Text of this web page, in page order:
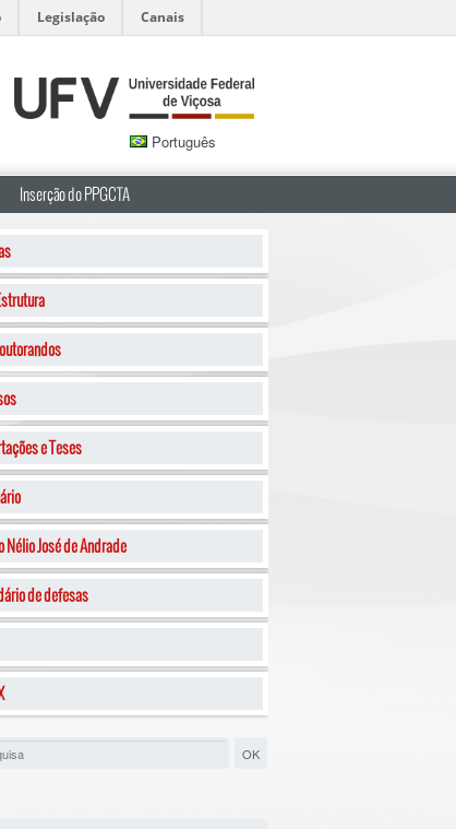
Legislação Canais
Português
Inserção do PPGCTA
e Teses
Nélio José de Andrade
de defesas